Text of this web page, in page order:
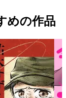
めの作品